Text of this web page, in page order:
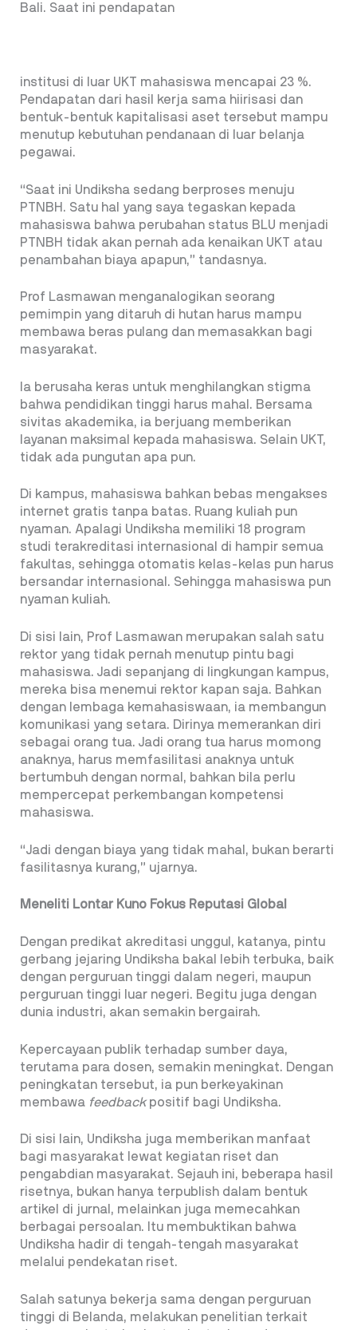
Bali. Saat ini pendapatan
institusi di luar UKT mahasiswa mencapai 23 %.
Pendapatan dari hasil kerja sama hiirisasi dan
bentuk-bentuk kapitalisasi aset tersebut mampu
menutup kebutuhan pendanaan di luar belanja
pegawai.
“Saat ini Undiksha sedang berproses menuju
PTNBH. Satu hal yang saya tegaskan kepada
mahasiswa bahwa perubahan status BLU menjadi
PTNBH tidak akan pernah ada kenaikan UKT atau
penambahan biaya apapun,” tandasnya.
Prof Lasmawan menganalogikan seorang
pemimpin yang ditaruh di hutan harus mampu
membawa beras pulang dan memasakkan bagi
masyarakat.
Ia berusaha keras untuk menghilangkan stigma
bahwa pendidikan tinggi harus mahal. Bersama
sivitas akademika, ia berjuang memberikan
layanan maksimal kepada mahasiswa. Selain UKT,
tidak ada pungutan apa pun.
Di kampus, mahasiswa bahkan bebas mengakses
internet gratis tanpa batas. Ruang kuliah pun
nyaman. Apalagi Undiksha memiliki 18 program
studi terakreditasi internasional di hampir semua
fakultas, sehingga otomatis kelas-kelas pun harus
bersandar internasional. Sehingga mahasiswa pun
nyaman kuliah.
Di sisi lain, Prof Lasmawan merupakan salah satu
rektor yang tidak pernah menutup pintu bagi
mahasiswa. Jadi sepanjang di lingkungan kampus,
mereka bisa menemui rektor kapan saja. Bahkan
dengan lembaga kemahasiswaan, ia membangun
komunikasi yang setara. Dirinya memerankan diri
sebagai orang tua. Jadi orang tua harus momong
anaknya, harus memfasilitasi anaknya untuk
bertumbuh dengan normal, bahkan bila perlu
mempercepat perkembangan kompetensi
mahasiswa.
“Jadi dengan biaya yang tidak mahal, bukan berarti
fasilitasnya kurang,” ujarnya.
Meneliti Lontar Kuno Fokus Reputasi Global
Dengan predikat akreditasi unggul, katanya, pintu
gerbang jejaring Undiksha bakal lebih terbuka, baik
dengan perguruan tinggi dalam negeri, maupun
perguruan tinggi luar negeri. Begitu juga dengan
dunia industri, akan semakin bergairah.
Kepercayaan publik terhadap sumber daya,
terutama para dosen, semakin meningkat. Dengan
peningkatan tersebut, ia pun berkeyakinan
membawa feedbackpositif bagi Undiksha.
Di sisi lain, Undiksha juga memberikan manfaat
bagi masyarakat lewat kegiatan riset dan
pengabdian masyarakat. Sejauh ini, beberapa hasil
risetnya, bukan hanya terpublish dalam bentuk
artikel di jurnal, melainkan juga memecahkan
berbagai persoalan. Itu membuktikan bahwa
Undiksha hadir di tengah-tengah masyarakat
melalui pendekatan riset.
Salah satunya bekerja sama dengan perguruan
tinggi di Belanda, melakukan penelitian terkait